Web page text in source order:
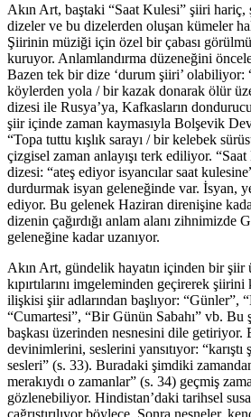
Akın Art, baştaki “Saat Kulesi” şiiri hariç,
dizeler ve bu dizelerden oluşan kümeler
Şiirinin müziği için özel bir çabası
kuruyor. Anlamlandırma düzeneğini
Bazen tek bir dize ‘durum şiiri’ olabiliyor:
köylerden yola / bir kazak donarak ölür
dizesi ile Rusya’ya, Kafkasların
şiir içinde zaman kaymasıyla Bolşevik
“Topa tuttu kışlık sarayı / bir kelebek
çizgisel zaman anlayışı terk ediliyor.
dizesi: “ateş ediyor isyancılar saat
durdurmak isyan geleneğinde var. İsyan,
ediyor. Bu gelenek Haziran direnişine
dizenin çağırdığı anlam alanı zihnimizde
geleneğine kadar uzanıyor.
Akın Art, gündelik hayatın içinden bir şiir
kıpırtılarını imgeleminden geçirerek
ilişkisi şiir adlarından başlıyor: “Günler”,
“Cumartesi”, “Bir Günün Sabahı” vb. Bu
başkası üzerinden nesnesini dile getiriyor.
devinimlerini, seslerini yansıtıyor:
sesleri” (s. 33). Buradaki şimdiki
merakıydı o zamanlar” (s. 34) geçmiş
gözlenebiliyor. Hindistan’daki tarihsel
çağrıştırılıyor böylece. Sonra nesneler,